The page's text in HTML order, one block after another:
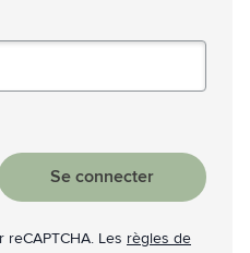
Se connecter
Les règles de